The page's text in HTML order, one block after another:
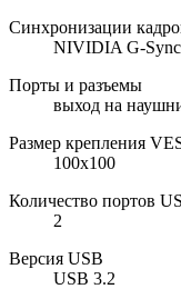
Синхронизации
NIVIDIA G-Sync
Порты и разъемы
выход на
Размер крепления
100x100
Количество портов
2
Версия USB
USB 3.2